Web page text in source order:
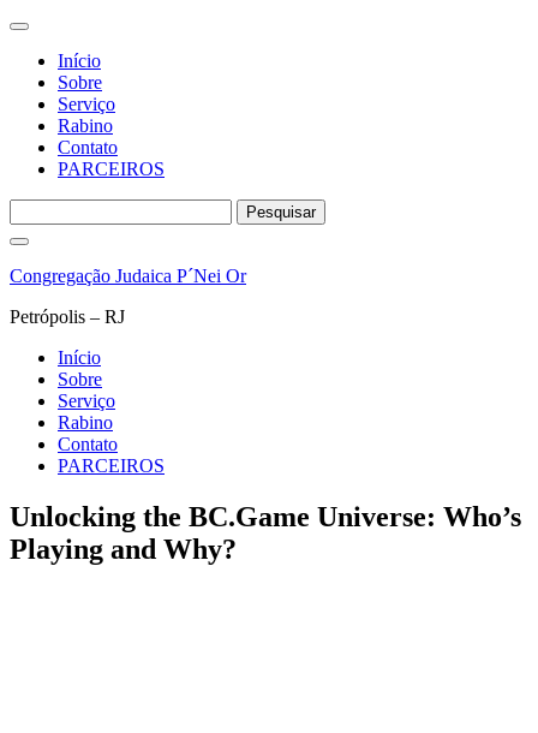
Início
Sobre
Serviço
Rabino
Contato
PARCEIROS
por:
Pular
o
Congregação Judaica P´Nei Or
Petrópolis – RJ
Início
Sobre
Serviço
Rabino
Contato
PARCEIROS
Unlocking the BC.Game Universe: Who’s
Playing and Why?